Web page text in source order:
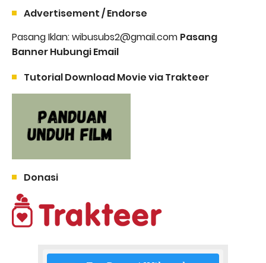
Advertisement / Endorse
Pasang Iklan: wibusubs2@gmail.com Pasang
Banner Hubungi Email
Tutorial Download Movie via Trakteer
Donasi